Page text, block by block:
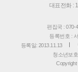
대표전화 :
편집국 : 070-
등록번호 :
등록일: 2013.11.13
청소년보